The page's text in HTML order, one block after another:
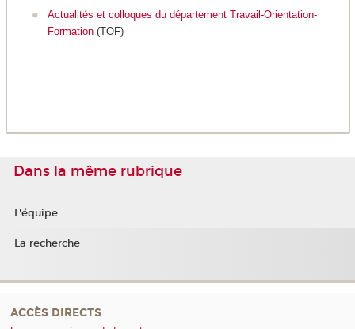
Actualités et colloques du département Travail-Orientation-
Formation (TOF)
Dans la même rubrique
L'équipe
La recherche
ACCÈS DIRECTS